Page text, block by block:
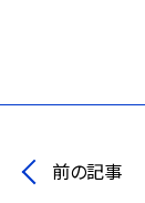
前の記事